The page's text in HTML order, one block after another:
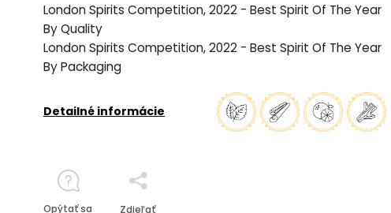
London Spirits Competition, 2022 - Best Spirit Of The Year
By Quality
London Spirits Competition, 2022 - Best Spirit Of The Year
By Packaging
Detailné informácie
Opýtať sa Zdieľať